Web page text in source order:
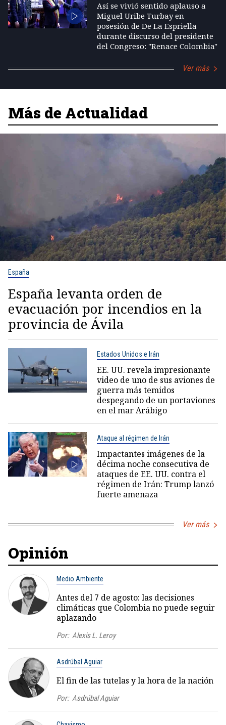
Así se vivió sentido aplauso a
Miguel Uribe Turbay en
posesión de De La Espriella
durante discurso del presidente
del Congreso: "Renace Colombia"
Ver más
Más de Actualidad
España
España levanta orden de
evacuación por incendios en la
provincia de Ávila
Estados Unidos e Irán
EE. UU. revela impresionante
video de uno de sus aviones de
guerra más temidos
despegando de un portaviones
en el mar Arábigo
Ataque al régimen de Irán
Impactantes imágenes de la
décima noche consecutiva de
ataques de EE. UU. contra el
régimen de Irán: Trump lanzó
fuerte amenaza
Ver más
Opinión
Medio Ambiente
Antes del 7 de agosto: las decisiones
climáticas que Colombia no puede seguir
aplazando
Por: Alexis L. Leroy
Asdrúbal Aguiar
El fin de las tutelas y la hora de la nación
Por: Asdrúbal Aguiar